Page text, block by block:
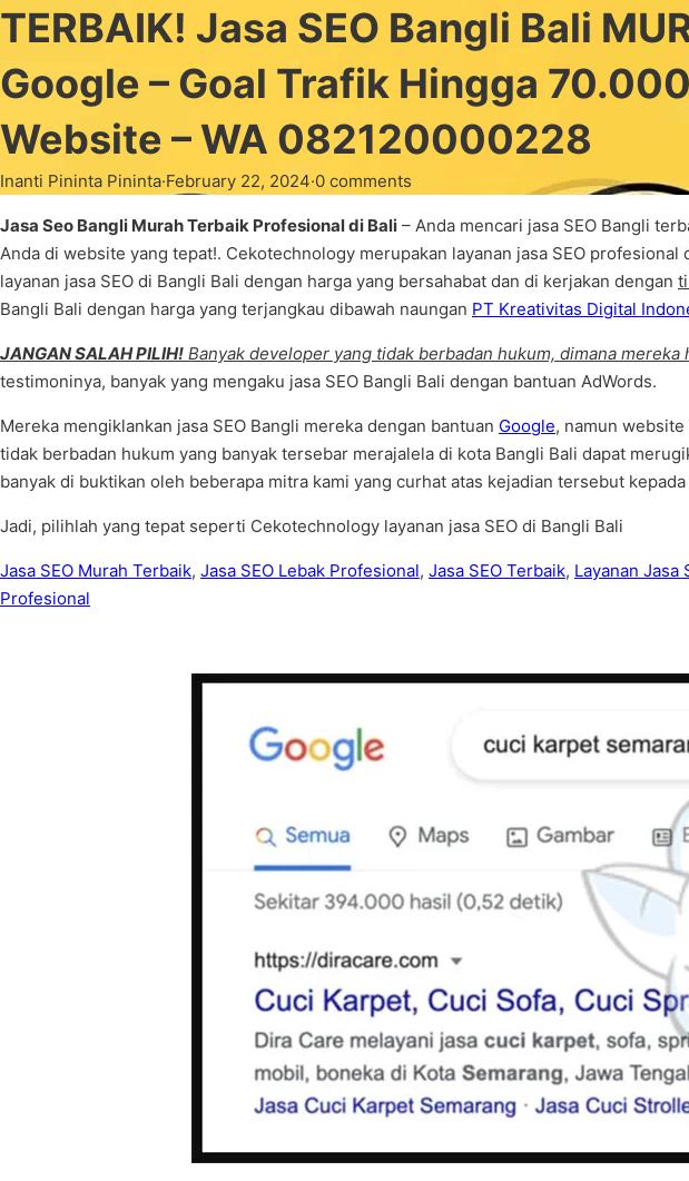
TERBAIK! Jasa SEO Bangli Bali
Google – Goal Trafik Hingga
Website – WA 082120000228
Inanti Pininta Pininta·February 22, 2024·0 comments
Jasa Seo Bangli Murah Terbaik Profesional di Bali – Anda mencari jasa SEO Bangli
Anda di website yang tepat!. Cekotechnology merupakan layanan jasa SEO
layanan jasa SEO di Bangli Bali dengan harga yang bersahabat dan di kerjakan dengan
Bangli Bali dengan harga yang terjangkau dibawah naungan PT Kreativitas Digital
JANGAN SALAH PILIH! Banyak developer yang tidak berbadan hukum, dimana
testimoninya, banyak yang mengaku jasa SEO Bangli Bali dengan bantuan AdWords.
Mereka mengiklankan jasa SEO Bangli mereka dengan bantuan Google, namun website
tidak berbadan hukum yang banyak tersebar merajalela di kota Bangli Bali dapat
banyak di buktikan oleh beberapa mitra kami yang curhat atas kejadian tersebut kepada
Jadi, pilihlah yang tepat seperti Cekotechnology layanan jasa SEO di Bangli Bali
Jasa SEO Murah Terbaik, Jasa SEO Lebak Profesional, Jasa SEO Terbaik, Layanan Jasa
Profesional